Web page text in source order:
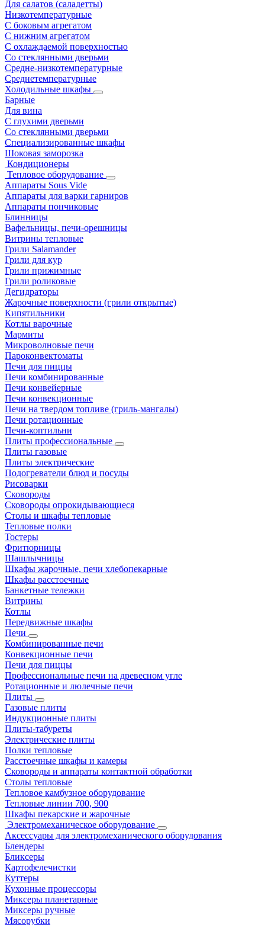
Для салатов (саладетты)
Низкотемпературные
С боковым агрегатом
С нижним агрегатом
С охлаждаемой поверхностью
Со стеклянными дверьми
Средне-низкотемпературные
Среднетемпературные
Холодильные шкафы
Барные
Для вина
С глухими дверьми
Со стеклянными дверьми
Специализированные шкафы
Шоковая заморозка
Кондиционеры
Тепловое оборудование
Аппараты Sous Vide
Аппараты для варки гарниров
Аппараты пончиковые
Блинницы
Вафельницы, печи-орешницы
Витрины тепловые
Грили Salamander
Грили для кур
Грили прижимные
Грили роликовые
Дегидраторы
Жарочные поверхности (грили открытые)
Кипятильники
Котлы варочные
Мармиты
Микроволновые печи
Пароконвектоматы
Печи для пиццы
Печи комбинированные
Печи конвейерные
Печи конвекционные
Печи на твердом топливе (гриль-мангалы)
Печи ротационные
Печи-коптильни
Плиты профессиональные
Плиты газовые
Плиты электрические
Подогреватели блюд и посуды
Рисоварки
Сковороды
Сковороды опрокидывающиеся
Столы и шкафы тепловые
Тепловые полки
Тостеры
Фритюрницы
Шашлычницы
Шкафы жарочные, печи хлебопекарные
Шкафы расстоечные
Банкетные тележки
Витрины
Котлы
Передвижные шкафы
Печи
Комбинированные печи
Конвекционные печи
Печи для пиццы
Профессиональные печи на древесном угле
Ротационные и люлечные печи
Плиты
Газовые плиты
Индукционные плиты
Плиты-табуреты
Электрические плиты
Полки тепловые
Расстоечные шкафы и камеры
Сковороды и аппараты контактной обработки
Столы тепловые
Тепловое камбузное оборудование
Тепловые линии 700, 900
Шкафы пекарские и жарочные
Электромеханическое оборудование
Аксессуары для электромеханического оборудования
Блендеры
Бликсеры
Картофелечистки
Куттеры
Кухонные процессоры
Миксеры планетарные
Миксеры ручные
Мясорубки